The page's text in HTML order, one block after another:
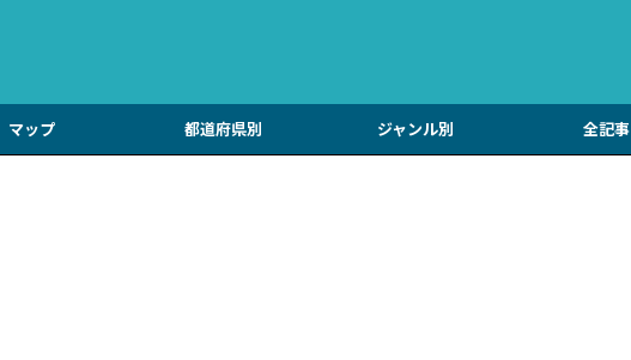
マップ 都道府県別 ジャンル別 全記事